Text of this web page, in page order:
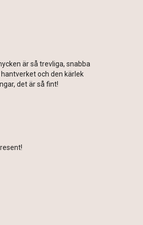
är så trevliga, snabba
och den kärlek
det är så fint!